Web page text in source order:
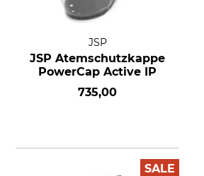
JSP
JSP Atemschutzkappe
PowerCap Active IP
735,00
SALE